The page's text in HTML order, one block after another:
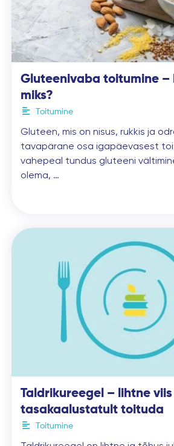
Gluteenivaba toitumine –
miks?
Toitumine
Gluteen, mis on nisus, rukkis ja
tavapärane osa igapäevasest
vahepeal tundus gluteeni
olema, …
Taldrikureegel – lihtne viis
tasakaalustatult toituda
Toitumine